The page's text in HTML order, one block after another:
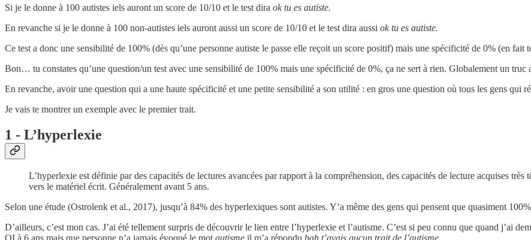
Si je le donne à 100 autistes iels auront un score de 10/10 et le test dira ok tu es autiste.
En revanche si je le donne à 100 non-autistes iels auront aussi un score de 10/10 et le test dira aussi ok tu es autiste.
Ce test a donc une sensibilité de 100% (dès qu’une personne autiste le passe elle reçoit un score positif) mais une spécificité de 0% (en
Bon… tu constates qu’une question/un test avec une sensibilité de 100% mais une spécificité de 0%, ça ne sert à rien. Globalement un
En revanche, avoir une question qui a une haute spécificité et une petite sensibilité a son utilité : en gros une question où tous les gens qui
Je vais te montrer un exemple avec le premier trait.
1 - L’hyperlexie
L’hyperlexie est définie par des capacités de lectures avancées par rapport à la compréhension, des capacités de lecture acquises
vers le matériel écrit. Généralement avant 5 ans.
Selon une étude (Ostrolenk et al., 2017), jusqu’à 84% des hyperlexiques sont autistes. Y’a même des gens qui pensent que quasiment
D’ailleurs, c’est mon cas. J’ai été tellement surpris de découvrir le lien entre l’hyperlexie et l’autisme. C’est si peu connu que quand j’ai